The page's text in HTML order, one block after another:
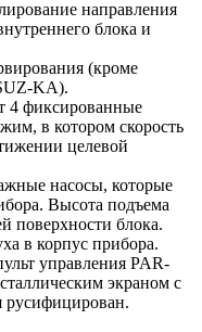
направления
блока и
(кроме
KA).
4 фиксированные
в котором скорость
целевой
насосы, которые
Высота подъема
поверхности блока.
в корпус прибора.
управления PAR-
экраном с
русифицирован.